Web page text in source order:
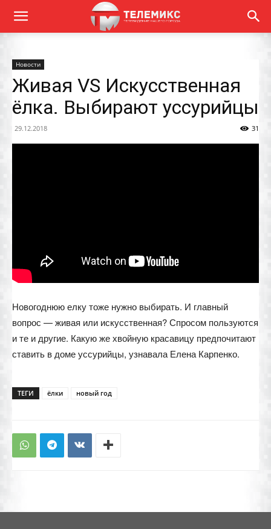
Новости
Живая VS Искусственная
ёлка. Выбирают уссурийцы
29.12.2018 31
Новогоднюю елку тоже нужно выбирать. И главный
вопрос — живая или искусственная? Спросом пользуются
и те и другие. Какую же хвойную красавицу предпочитают
ставить в доме уссурийцы, узнавала Елена Карпенко.
ТЕГИ ёлки новый год